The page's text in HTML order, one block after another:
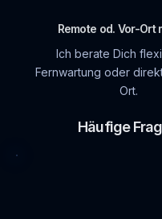
Remote od. Vor-Ort
Ich berate Dich
Fernwartung oder
Ort.
Häufige